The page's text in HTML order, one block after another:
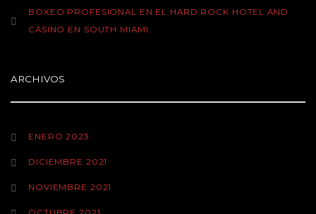
BOXEO PROFESIONAL EN EL HARD ROCK HOTEL AND
CASINO EN SOUTH MIAMI.
ARCHIVOS
ENERO 2023
DICIEMBRE 2021
NOVIEMBRE 2021